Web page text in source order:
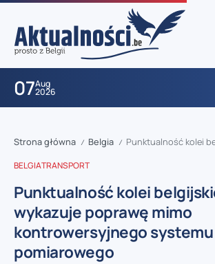
07Aug
2026
Strona główna / Belgia / Punktualność kolei belgijskiej wykazuje poprawę
BELGIATRANSPORT
Punktualność kolei
wykazuje poprawę mimo
kontrowersyjnego systemu
pomiarowego